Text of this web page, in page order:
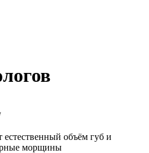
естественный объём губ и
морщины